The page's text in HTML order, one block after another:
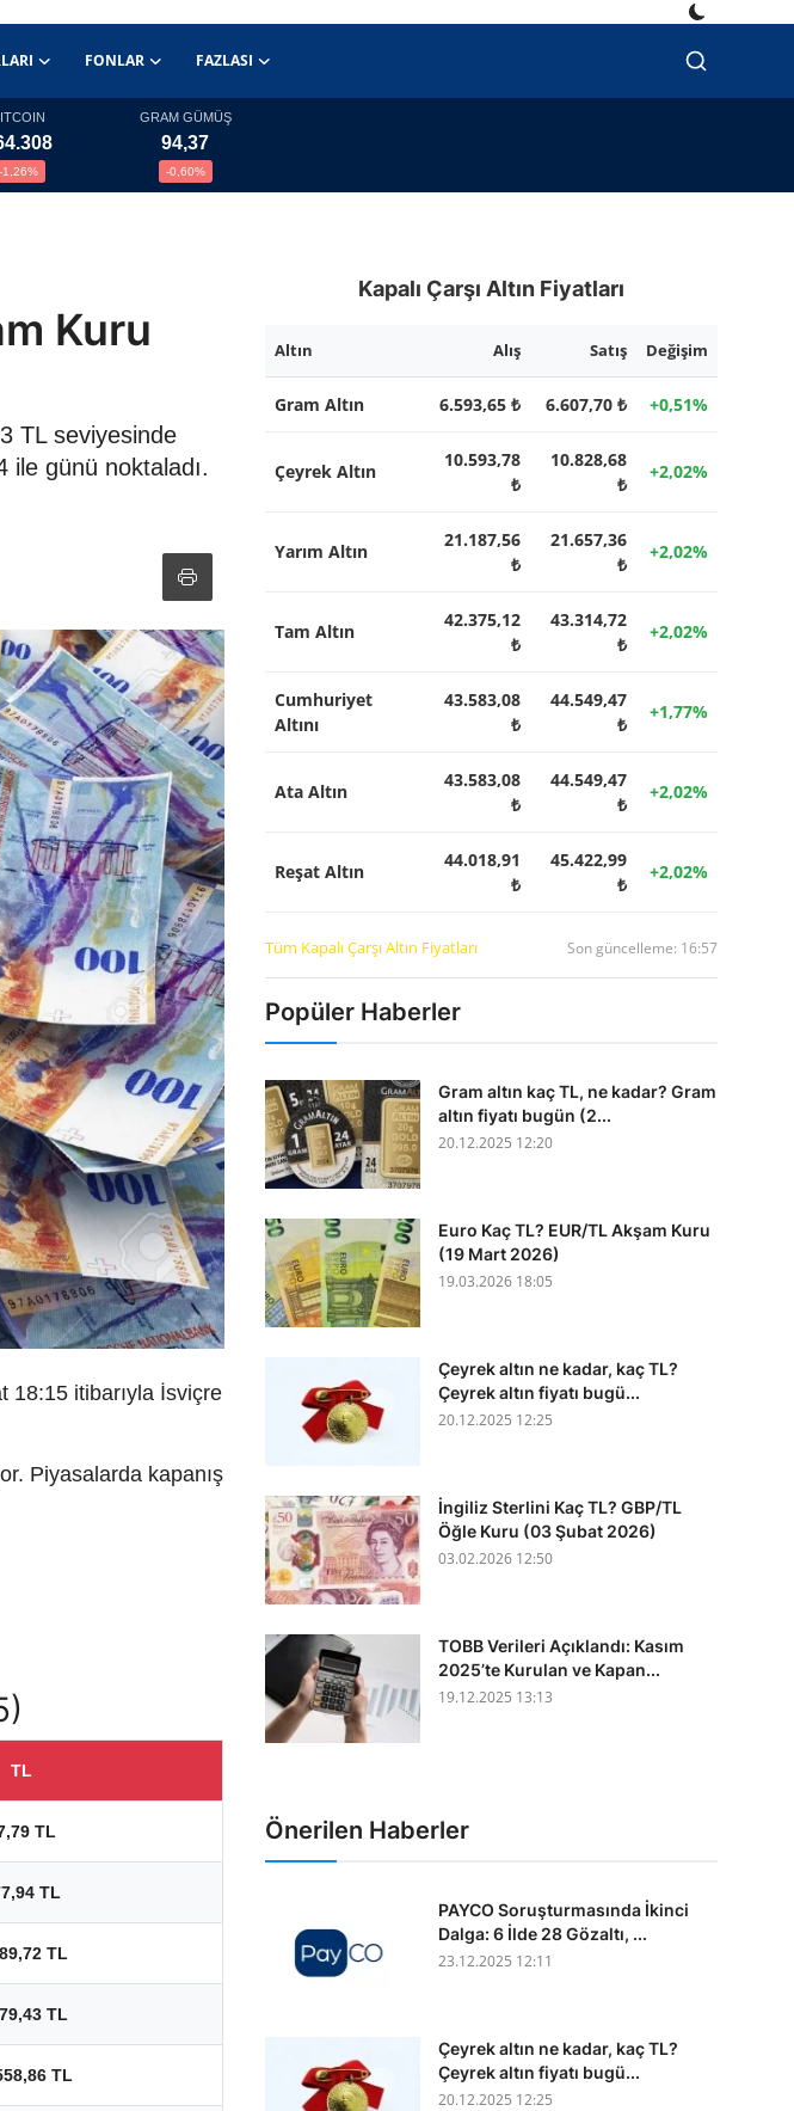
FONLAR FAZLASI
-1,26%
GRAM GÜMÜŞ
94,37
-0,60%
Kuru
TL seviyesinde
ile günü noktaladı.
18:15 itibarıyla İsviçre
Piyasalarda kapanış
TL
TL
TL
TL
TL
TL
Kapalı Çarşı Altın Fiyatları
Altın Alış Satış Değişim
Gram Altın 6.593,65 ₺ 6.607,70 ₺ +0,51%
Çeyrek Altın
10.593,78
₺
10.828,68
₺
+2,02%
Yarım Altın
21.187,56
₺
21.657,36
₺
+2,02%
Tam Altın
42.375,12
₺
43.314,72
₺
+2,02%
Cumhuriyet
Altını
43.583,08
₺
44.549,47
₺
+1,77%
Ata Altın
43.583,08
₺
44.549,47
₺
+2,02%
Reşat Altın
44.018,91
₺
45.422,99
₺
+2,02%
Tüm Kapalı Çarşı Altın Fiyatları Son güncelleme: 16:57
Popüler Haberler
Gram altın kaç TL, ne kadar? Gram
altın fiyatı bugün (2...
20.12.2025 12:20
Euro Kaç TL? EUR/TL Akşam Kuru
(19 Mart 2026)
19.03.2026 18:05
Çeyrek altın ne kadar, kaç TL?
Çeyrek altın fiyatı bugü...
20.12.2025 12:25
İngiliz Sterlini Kaç TL? GBP/TL
Öğle Kuru (03 Şubat 2026)
03.02.2026 12:50
TOBB Verileri Açıklandı: Kasım
2025’te Kurulan ve Kapan...
19.12.2025 13:13
Önerilen Haberler
PAYCO Soruşturmasında İkinci
Dalga: 6 İlde 28 Gözaltı, ...
23.12.2025 12:11
Çeyrek altın ne kadar, kaç TL?
Çeyrek altın fiyatı bugü...
20.12.2025 12:25